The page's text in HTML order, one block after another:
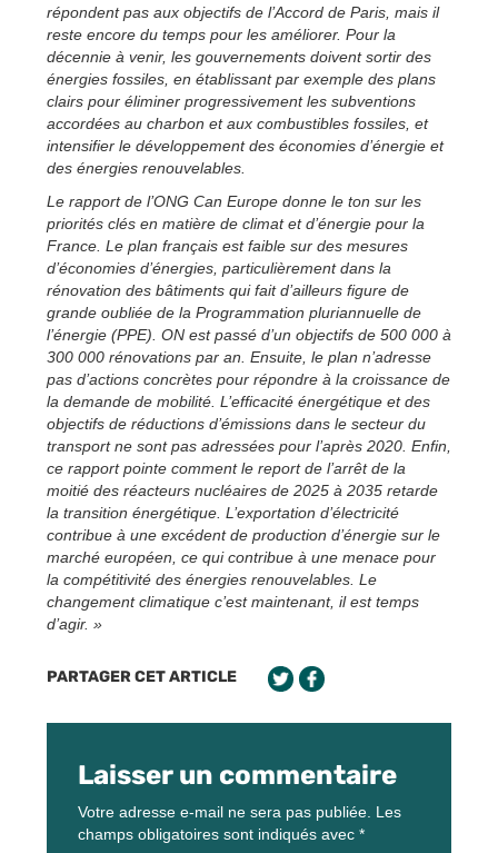
répondent pas aux objectifs de l’Accord de Paris, mais il
reste encore du temps pour les améliorer. Pour la
décennie à venir, les gouvernements doivent sortir des
énergies fossiles, en établissant par exemple des plans
clairs pour éliminer progressivement les subventions
accordées au charbon et aux combustibles fossiles, et
intensifier le développement des économies d’énergie et
des énergies renouvelables.
Le rapport de l’ONG Can Europe donne le ton sur les
priorités clés en matière de climat et d’énergie pour la
France. Le plan français est faible sur des mesures
d’économies d’énergies, particulièrement dans la
rénovation des bâtiments qui fait d’ailleurs figure de
grande oubliée de la Programmation pluriannuelle de
l’énergie (PPE). ON est passé d’un objectifs de 500 000 à
300 000 rénovations par an. Ensuite, le plan n’adresse
pas d’actions concrètes pour répondre à la croissance de
la demande de mobilité. L’efficacité énergétique et des
objectifs de réductions d’émissions dans le secteur du
transport ne sont pas adressées pour l’après 2020. Enfin,
ce rapport pointe comment le report de l’arrêt de la
moitié des réacteurs nucléaires de 2025 à 2035 retarde
la transition énergétique. L’exportation d’électricité
contribue à une excédent de production d’énergie sur le
marché européen, ce qui contribue à une menace pour
la compétitivité des énergies renouvelables. Le
changement climatique c’est maintenant, il est temps
d’agir. »
PARTAGER CET ARTICLE
Laisser un commentaire
Votre adresse e-mail ne sera pas publiée. Les
champs obligatoires sont indiqués avec *